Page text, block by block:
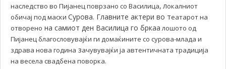
наследство во Пијанец поврзано со Василица, локалниот
обичај под маски Сурова. Главните актери во театарот на
отворено на самиот ден Василица го бркаа лошото од
Пијанец благословувајќи ги домаќините со сурова-млада и
здрава нова година зачувувајќи ја автентичната традиција
на весела свадбена поворка.